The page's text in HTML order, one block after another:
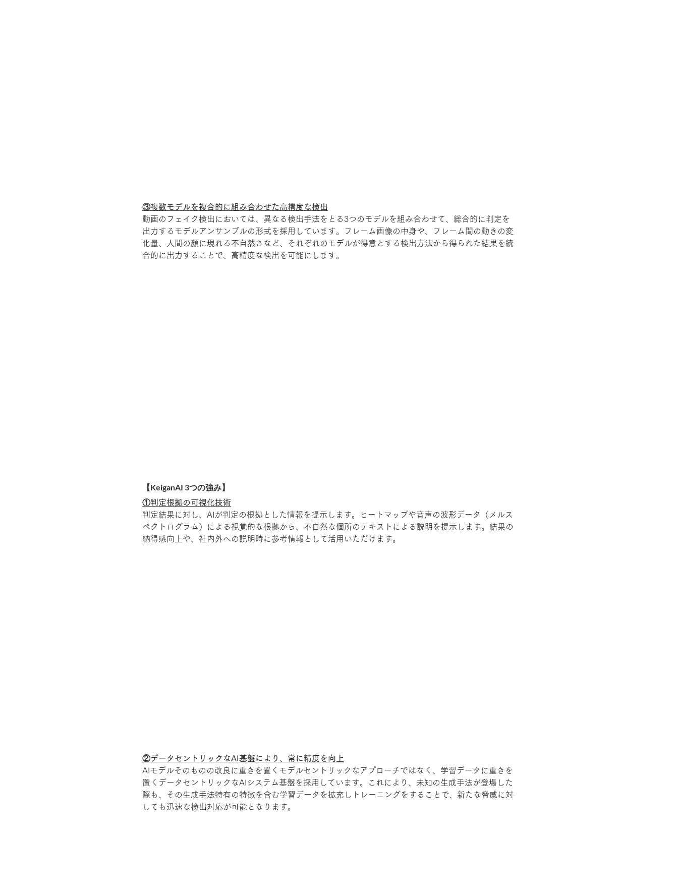
③複数モデルを複合的に組み合わせた高精度な検出
動画のフェイク検出においては、異なる検出手法をとる3つのモデルを組み合わせて、総合的に判定を
出力するモデルアンサンブルの形式を採用しています。フレーム画像の中身や、フレーム間の動きの変
化量、人間の顔に現れる不自然さなど、それぞれのモデルが得意とする検出方法から得られた結果を統
合的に出力することで、高精度な検出を可能にします。
【KeiganAI 3つの強み】
①判定根拠の可視化技術
判定結果に対し、AIが判定の根拠とした情報を提示します。ヒートマップや音声の波形データ（メルス
ペクトログラム）による視覚的な根拠から、不自然な個所のテキストによる説明を提示します。結果の
納得感向上や、社内外への説明時に参考情報として活用いただけます。
②データセントリックなAI基盤により、常に精度を向上
AIモデルそのものの改良に重きを置くモデルセントリックなアプローチではなく、学習データに重きを
置くデータセントリックなAIシステム基盤を採用しています。これにより、未知の生成手法が登場した
際も、その生成手法特有の特徴を含む学習データを拡充しトレーニングをすることで、新たな脅威に対
しても迅速な検出対応が可能となります。